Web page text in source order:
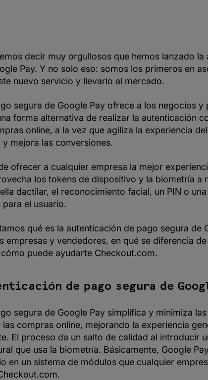
decir muy orgullosos que hemos lanzado la
Pay. Y no solo eso: somos los primeros en
nuevo servicio y llevarlo al mercado.
segura de Google Pay ofrece a los negocios y
forma alternativa de realizar la autenticación
online, a la vez que agiliza la experiencia
mejora las conversiones.
ofrecer a cualquier empresa la mejor
los tokens de dispositivo y la biometría a
dactilar, el reconocimiento facial, un PIN o
el usuario.
qué es la autenticación de pago segura de
empresas y vendedores, en qué se diferencia de
puede ayudarte Checkout.com.
de pago segura de
segura de Google Pay simplifica y minimiza las
compras online, mejorando la experiencia
El proceso da un salto de calidad al introducir
que usa la biometría. Básicamente, Google
en un sistema de módulos que cualquier